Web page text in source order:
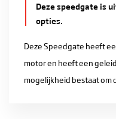
Deze speedgate is
opties.
Deze Speedgate heeft
motor en heeft een
mogelijkheid bestaat om